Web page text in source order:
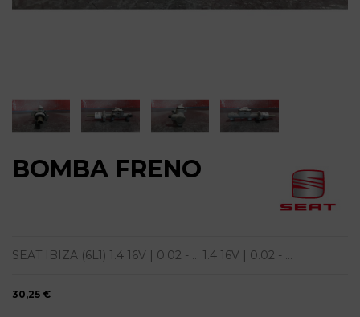
BOMBA FRENO
SEAT IBIZA (6L1) 1.4 16V | 0.02 - ... 1.4 16V | 0.02 - ...
30,25 €